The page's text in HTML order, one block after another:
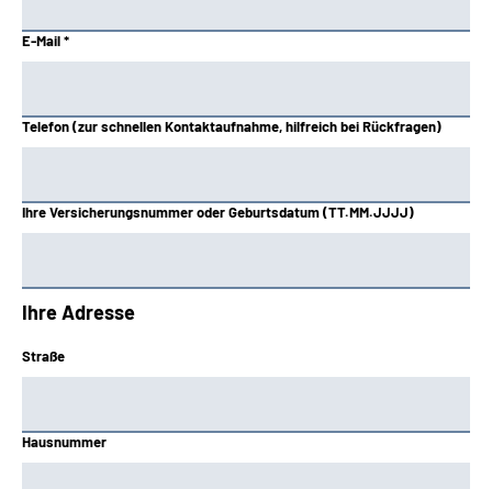
E-Mail *
Telefon (zur schnellen Kontaktaufnahme, hilfreich bei Rückfragen)
Ihre Versicherungsnummer oder Geburtsdatum (TT.MM.JJJJ)
Ihre Adresse
Straße
Hausnummer